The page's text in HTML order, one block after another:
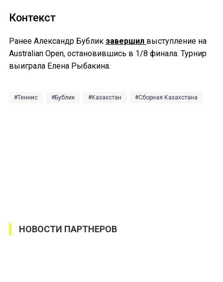
Контекст
Ранее Александр Бублик завершил выступление на
Australian Open, остановившись в 1/8 финала. Турнир
выиграла Елена Рыбакина.
Теннис Бублик Казахстан Сборная Казахстана
НОВОСТИ ПАРТНЕРОВ